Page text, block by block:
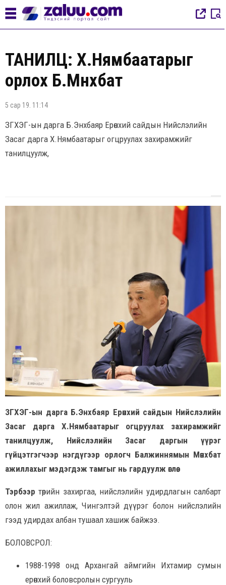
ТАНИЛЦ: Х.Нямбаатарыг
орлох Б.Мөнхбат
5 сар 19. 11:14
ЗГХЭГ-ын дарга Б.Энхбаяр Ерөнхий сайдын Нийслэлийн
Засаг дарга Х.Нямбаатарыг огцруулах захирамжийг
танилцуулж,
ЗГХЭГ-ын дарга Б.Энхбаяр Ерөнхий сайдын Нийслэлийн
Засаг дарга Х.Нямбаатарыг огцруулах захирамжийг
танилцуулж, Нийслэлийн Засаг даргын үүрэг
гүйцэтгэгчээр нэгдүгээр орлогч Балжиннямын Мөнхбат
ажиллахыг мэдэгдэж тамгыг нь гардуулж өглөө.
Тэрбээр төрийн захиргаа, нийслэлийн удирдлагын салбарт
олон жил ажиллаж, Чингэлтэй дүүрэг болон нийслэлийн
гээд удирдах албан тушаал хашиж байжээ.
БОЛОВСРОЛ:
1988-1998 онд Архангай аймгийн Ихтамир сумын
ерөнхий боловсролын сургууль